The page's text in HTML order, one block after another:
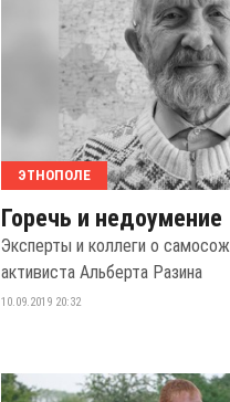
ЭТНОПОЛЕ
Горечь и недоумение
Эксперты и коллеги о
активиста Альберта Разина
10.09.2019 20:32